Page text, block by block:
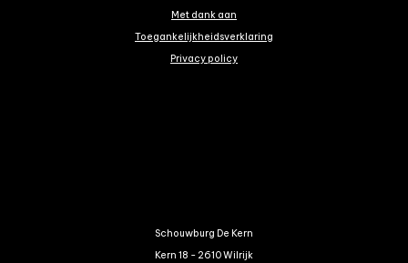
Met dank aan
Toegankelijkheidsverklaring
Privacy policy
Schouwburg De Kern
Kern 18 - 2610 Wilrijk